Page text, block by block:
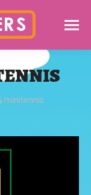
minitennis